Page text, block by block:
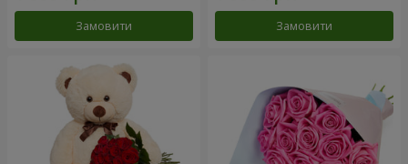
Замовити Замовити